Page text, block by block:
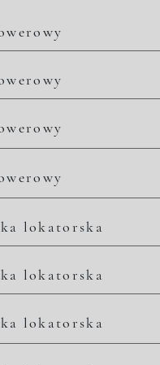
lokatorska
lokatorska
lokatorska